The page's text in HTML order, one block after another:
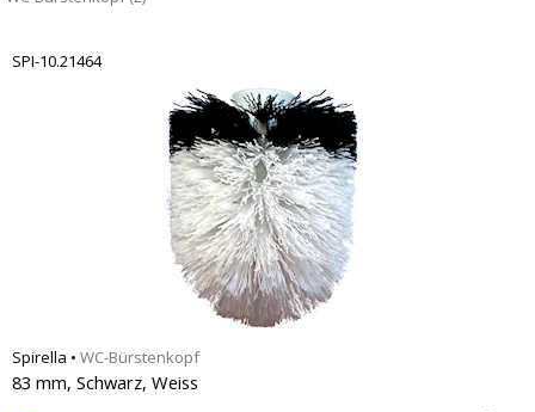
SPI-10.21464
Spirella • WC-Bürstenkopf
83 mm, Schwarz, Weiss